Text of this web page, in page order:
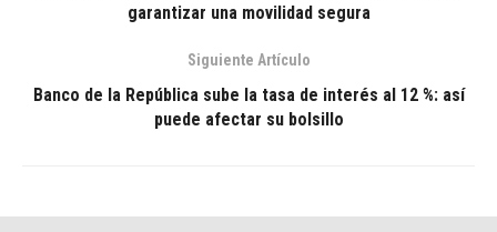
garantizar una movilidad segura
Siguiente Artículo
Banco de la República sube la tasa de interés al 12 %: así
puede afectar su bolsillo